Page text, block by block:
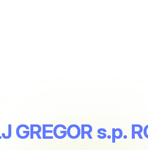
GREGOR s.p.